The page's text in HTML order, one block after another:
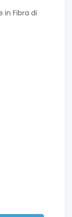
in Fibra di